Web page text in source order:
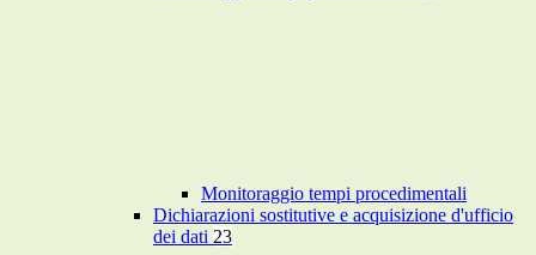
Monitoraggio tempi procedimentali
Dichiarazioni sostitutive e acquisizione d'ufficio
dei dati 23